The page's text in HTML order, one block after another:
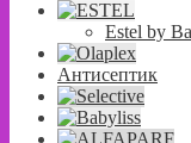
Estel by
Антисептик